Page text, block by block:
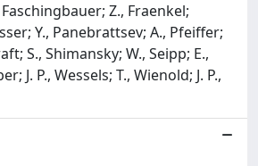
Z., Fraenkel;
Y., Panebrattsev; A., Pfeiffer;
S., Shimansky; W., Seipp; E.,
J. P., Wessels; T., Wienold; J. P.,